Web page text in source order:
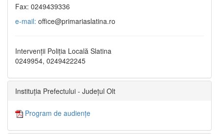
Fax: 0249439336
e-mail: office@primariaslatina.ro
Intervenții Poliția Locală Slatina
0249954, 0249422245
Instituția Prefectului - Județul Olt
Program de audiențe